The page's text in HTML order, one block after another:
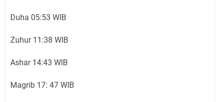
Duha 05:53 WIB
Zuhur 11:38 WIB
Ashar 14:43 WIB
Magrib 17: 47 WIB